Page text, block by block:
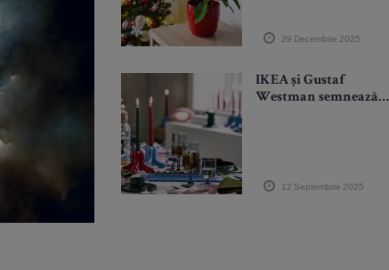
29 Decembrie 2025
IKEA și Gustaf
Westman semnează o
12 Septembrie 2025